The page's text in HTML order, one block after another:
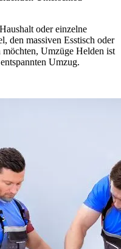
oder einzelne
den massiven Esstisch oder
Umzüge Helden ist
Umzug.